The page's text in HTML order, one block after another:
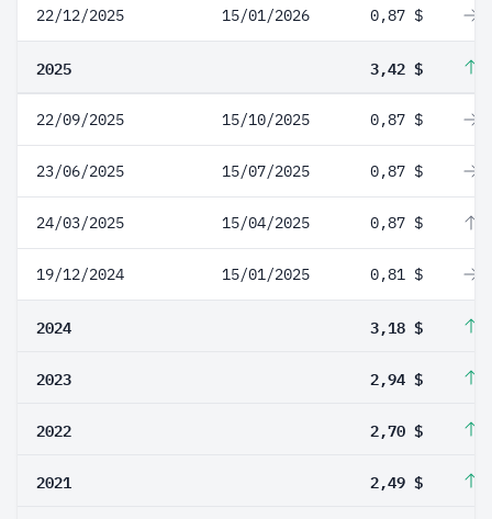
22/12/2025 15/01/2026 0,87 $
2025 3,42 $
22/09/2025 15/10/2025 0,87 $
23/06/2025 15/07/2025 0,87 $
24/03/2025 15/04/2025 0,87 $
19/12/2024 15/01/2025 0,81 $
2024 3,18 $
2023 2,94 $
2022 2,70 $
2021 2,49 $